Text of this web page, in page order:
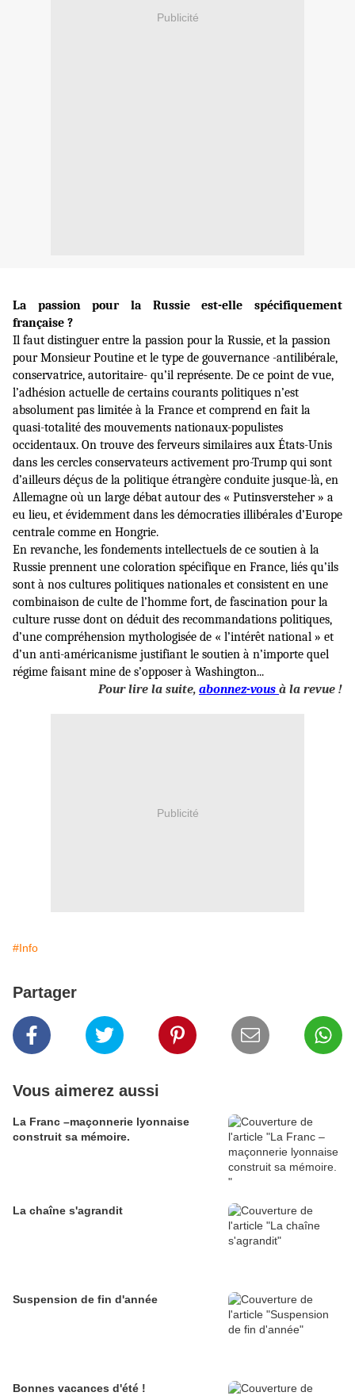
Publicité
La passion pour la Russie est-elle spécifiquement
française ?
Il faut distinguer entre la passion pour la Russie, et la passion
pour Monsieur Poutine et le type de gouvernance -antilibérale,
conservatrice, autoritaire- qu’il représente. De ce point de vue,
l’adhésion actuelle de certains courants politiques n’est
absolument pas limitée à la France et comprend en fait la
quasi-totalité des mouvements nationaux-populistes
occidentaux. On trouve des ferveurs similaires aux États-Unis
dans les cercles conservateurs activement pro-Trump qui sont
d’ailleurs déçus de la politique étrangère conduite jusque-là, en
Allemagne où un large débat autour des « Putinsversteher » a
eu lieu, et évidemment dans les démocraties illibérales d’Europe
centrale comme en Hongrie.
En revanche, les fondements intellectuels de ce soutien à la
Russie prennent une coloration spécifique en France, liés qu’ils
sont à nos cultures politiques nationales et consistent en une
combinaison de culte de l’homme fort, de fascination pour la
culture russe dont on déduit des recommandations politiques,
d’une compréhension mythologisée de « l’intérêt national » et
d’un anti-américanisme justifiant le soutien à n’importe quel
régime faisant mine de s’opposer à Washington...
Pour lire la suite, abonnez-vous à la revue !
Publicité
#Info
Partager
Vous aimerez aussi
La Franc –maçonnerie lyonnaise
construit sa mémoire.
La chaîne s'agrandit
Suspension de fin d'année
Bonnes vacances d'été !